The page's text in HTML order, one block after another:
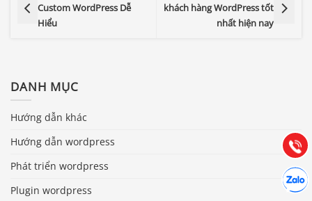
Custom WordPress Dễ
Hiểu
khách hàng WordPress tốt
nhất hiện nay
DANH MỤC
Hướng dẫn khác
Hướng dẫn wordpress
Phát triển wordpress
Plugin wordpress
Gọi
(028) 22.166.144
Chát